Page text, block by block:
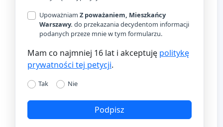
Upoważniam Z poważaniem, Mieszkańcy
Warszawy. do przekazania decydentom informacji
podanych przeze mnie w tym formularzu.
Mam co najmniej 16 lat i akceptuję politykę
prywatności tej petycji.
Tak Nie
Podpisz